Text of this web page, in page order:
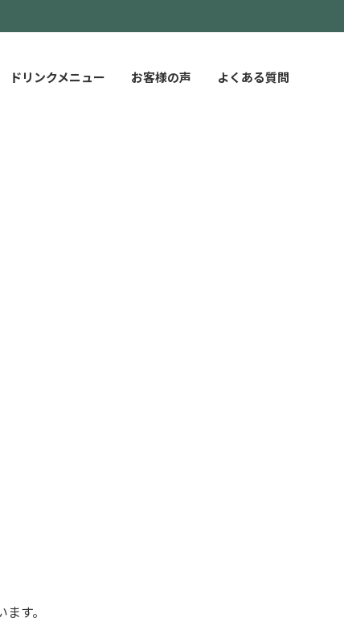
ドリンクメニュー お客様の声 よくある質問
す。